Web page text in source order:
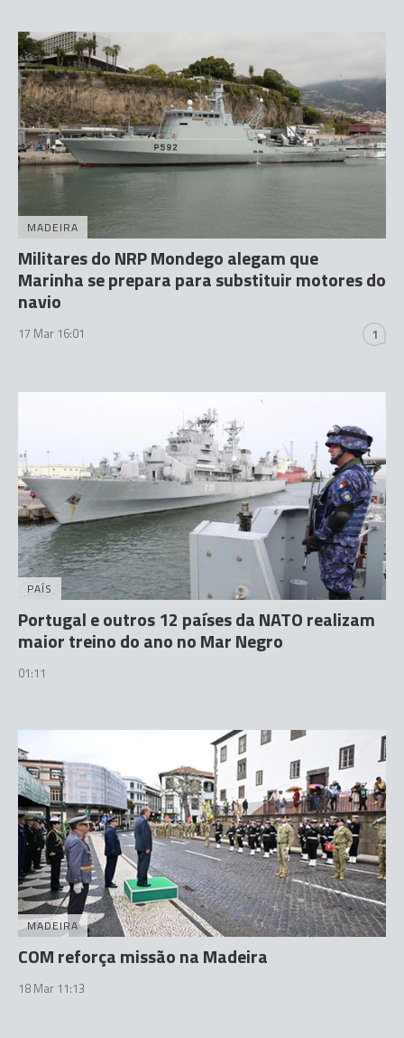
MADEIRA
Militares do NRP Mondego alegam que
Marinha se prepara para substituir motores do
navio
17 Mar 16:01 1
PAÍS
Portugal e outros 12 países da NATO realizam
maior treino do ano no Mar Negro
01:11
MADEIRA
COM reforça missão na Madeira
18 Mar 11:13